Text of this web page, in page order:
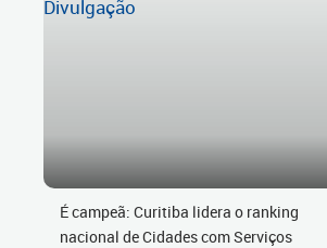
É campeã: Curitiba lidera o ranking
nacional de Cidades com Serviços